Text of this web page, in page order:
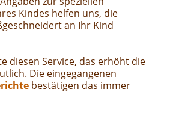
Kindes helfen uns, die
an Ihr Kind
diesen Service, das erhöht die
Die eingegangenen
bestätigen das immer